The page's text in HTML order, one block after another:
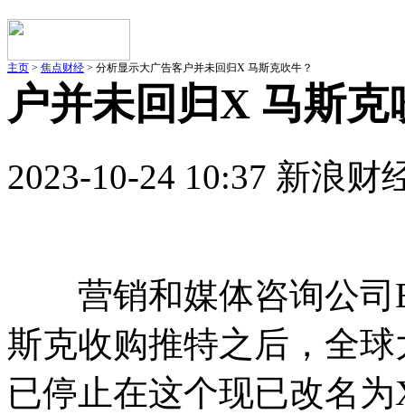
主页 > 焦点财经 > 分析显示大广告客户并未回归X 马斯克吹牛？
户并未回归X 马斯克
2023-10-24 10:37 新浪财
营销和媒体咨询公司
斯克收购推特之后，全
已停止在这个现已改名